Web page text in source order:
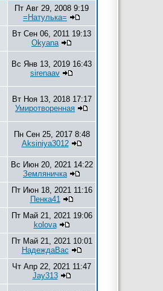
Пт Авг 29, 2008 9:19
=Натулька=
Вт Сен 06, 2011 19:13
Okyana
Вс Янв 13, 2019 16:43
sirenaav
Вт Ноя 13, 2018 17:17
Умиротворенная
Пн Сен 25, 2017 8:48
Aksiniya3012
Вс Июн 20, 2021 14:22
Земляничка
Пт Июн 18, 2021 11:16
Пенка41
Пт Май 21, 2021 19:06
kolova
Пт Май 21, 2021 10:01
НадеждаВас
Чт Апр 22, 2021 11:47
Jay313